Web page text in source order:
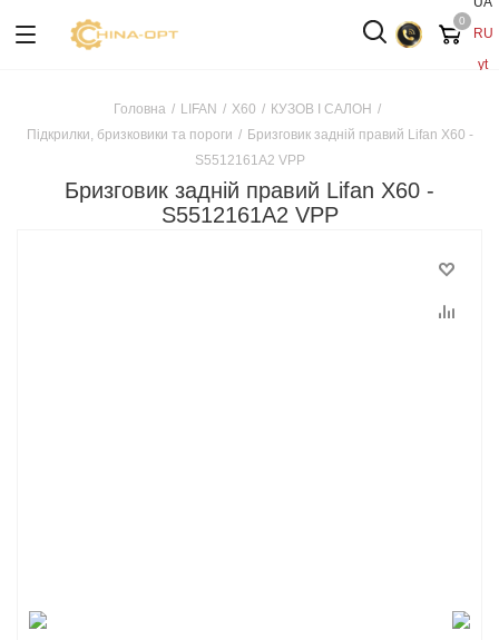
RU
yt
0
Головна / LIFAN / X60 / КУЗОВ І САЛОН /
Підкрилки, бризковики та пороги / Бризговик задній правий Lifan X60 -
S5512161A2 VPP
Бризговик задній правий Lifan X60 -
S5512161A2 VPP